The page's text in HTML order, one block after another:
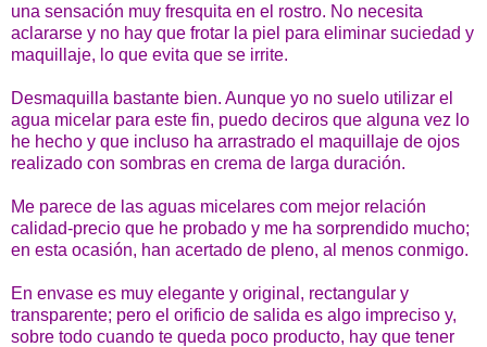
una sensación muy fresquita en el rostro. No necesita
aclararse y no hay que frotar la piel para eliminar suciedad y
maquillaje, lo que evita que se irrite.
Desmaquilla bastante bien. Aunque yo no suelo utilizar el
agua micelar para este fin, puedo deciros que alguna vez lo
he hecho y que incluso ha arrastrado el maquillaje de ojos
realizado con sombras en crema de larga duración.
Me parece de las aguas micelares com mejor relación
calidad-precio que he probado y me ha sorprendido mucho;
en esta ocasión, han acertado de pleno, al menos conmigo.
En envase es muy elegante y original, rectangular y
transparente; pero el orificio de salida es algo impreciso y,
sobre todo cuando te queda poco producto, hay que tener